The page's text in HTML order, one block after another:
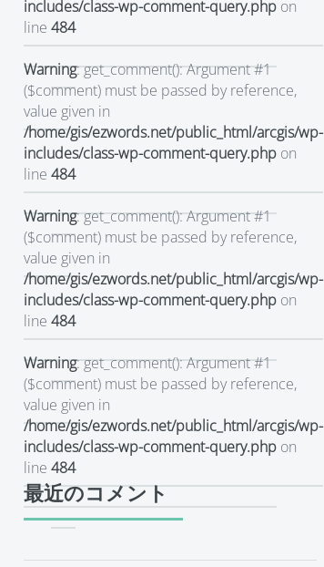
includes/class-wp-comment-query.php on
line 484
Warning: get_comment(): Argument #1
($comment) must be passed by reference,
value given in
/home/gis/ezwords.net/public_html/arcgis/wp-
includes/class-wp-comment-query.php on
line 484
Warning: get_comment(): Argument #1
($comment) must be passed by reference,
value given in
/home/gis/ezwords.net/public_html/arcgis/wp-
includes/class-wp-comment-query.php on
line 484
Warning: get_comment(): Argument #1
($comment) must be passed by reference,
value given in
/home/gis/ezwords.net/public_html/arcgis/wp-
includes/class-wp-comment-query.php on
line 484
最近のコメント